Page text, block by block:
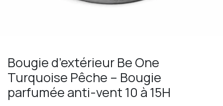
Bougie d’extérieur Be One
Turquoise Pêche – Bougie
parfumée anti-vent 10 à 15H